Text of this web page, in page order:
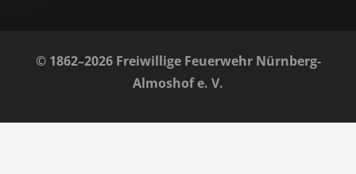
© 1862–2026 Freiwillige Feuerwehr Nürnberg-
Almoshof e. V.